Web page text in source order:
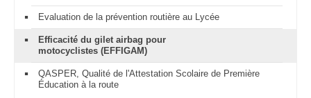
Evaluation de la prévention routière au Lycée
Efficacité du gilet airbag pour
motocyclistes (EFFIGAM)
QASPER, Qualité de l'Attestation Scolaire de Première
Éducation à la route